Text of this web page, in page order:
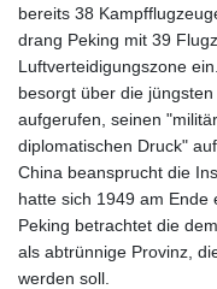
bereits 38
drang Peking mit 39
Luftverteidigungszone
besorgt über die
aufgerufen, seinen
diplomatischen Druck"
China beansprucht die
hatte sich 1949 am Ende
Peking betrachtet die
als abtrünnige Provinz,
werden soll.